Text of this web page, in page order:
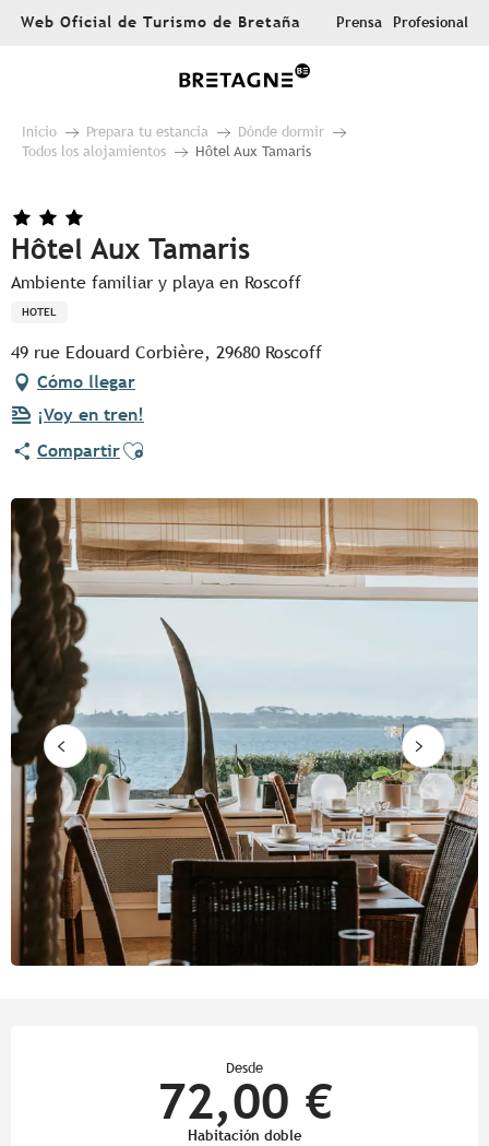
AllerWeb Oficial de Turismo de Bretaña Prensa Profesional
Inicio Prepara tu estancia
Dónde dormir
Todos los alojamientos
Hôtel Aux Tamaris
Hôtel Aux Tamaris
Ambiente familiar y playa en Roscoff
HOTEL
49 rue Edouard Corbière, 29680 Roscoff
Cómo llegar
¡Voy en tren!
CompartirAjouter aux favoris
Desde
72,00 €
Habitación doble